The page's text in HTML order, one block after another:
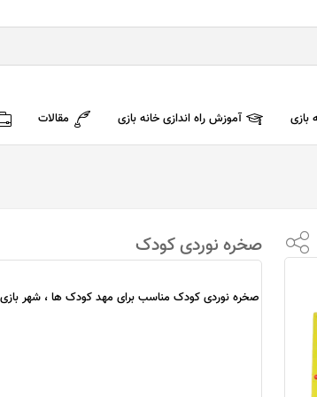
بازی آموزش راه اندازی خانه بازی مقالات
صخره نوردی کودک